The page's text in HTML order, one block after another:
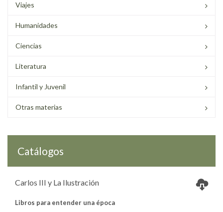
Viajes
Humanidades
Ciencias
Literatura
Infantil y Juvenil
Otras materias
Catálogos
Carlos III y La Ilustración
Libros para entender una época